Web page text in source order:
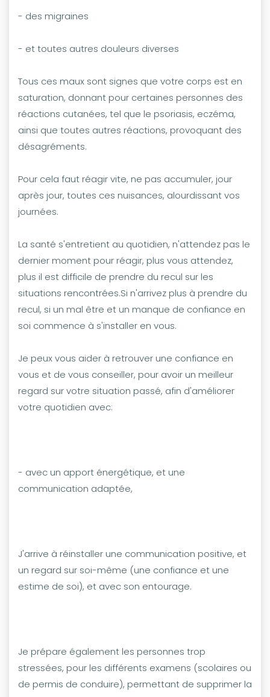
- des migraines
- et toutes autres douleurs diverses
Tous ces maux sont signes que votre corps est en
saturation, donnant pour certaines personnes des
réactions cutanées, tel que le psoriasis, eczéma,
ainsi que toutes autres réactions, provoquant des
désagréments.
Pour cela faut réagir vite, ne pas accumuler, jour
après jour, toutes ces nuisances, alourdissant vos
journées.
La santé s'entretient au quotidien, n'attendez pas le
dernier moment pour réagir, plus vous attendez,
plus il est difficile de prendre du recul sur les
situations rencontrées.Si n'arrivez plus à prendre du
recul, si un mal être et un manque de confiance en
soi commence à s'installer en vous.
Je peux vous aider à retrouver une confiance en
vous et de vous conseiller, pour avoir un meilleur
regard sur votre situation passé, afin d'améliorer
votre quotidien avec:
- avec un apport énergétique, et une
communication adaptée,
J'arrive à réinstaller une communication positive, et
un regard sur soi-même (une confiance et une
estime de soi), et avec son entourage.
Je prépare également les personnes trop
stressées, pour les différents examens (scolaires ou
de permis de conduire), permettant de supprimer la